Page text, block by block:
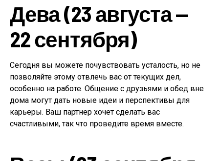
Дева (23 августа —
22 сентября)
Сегодня вы можете почувствовать усталость, но не
позволяйте этому отвлечь вас от текущих дел,
особенно на работе. Общение с друзьями и обед вне
дома могут дать новые идеи и перспективы для
карьеры. Ваш партнер хочет сделать вас
счастливыми, так что проведите время вместе.